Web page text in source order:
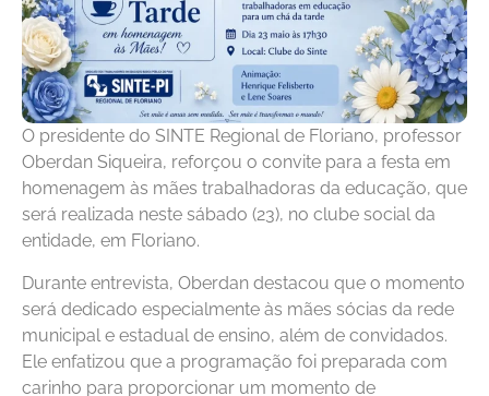
O presidente do SINTE Regional de Floriano, professor
Oberdan Siqueira, reforçou o convite para a festa em
homenagem às mães trabalhadoras da educação, que
será realizada neste sábado (23), no clube social da
entidade, em Floriano.
Durante entrevista, Oberdan destacou que o momento
será dedicado especialmente às mães sócias da rede
municipal e estadual de ensino, além de convidados.
Ele enfatizou que a programação foi preparada com
carinho para proporcionar um momento de